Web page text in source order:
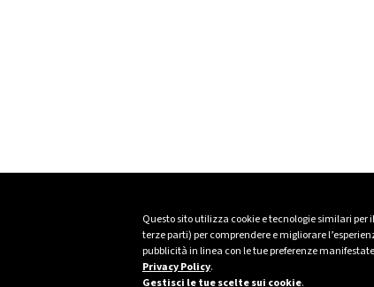
Questo sito utilizza cookie e tecnologie similari per
terze parti) per comprendere e migliorare
pubblicità in linea con le tue preferenze
Privacy Policy.
Gestisci le tue scelte sui cookie.